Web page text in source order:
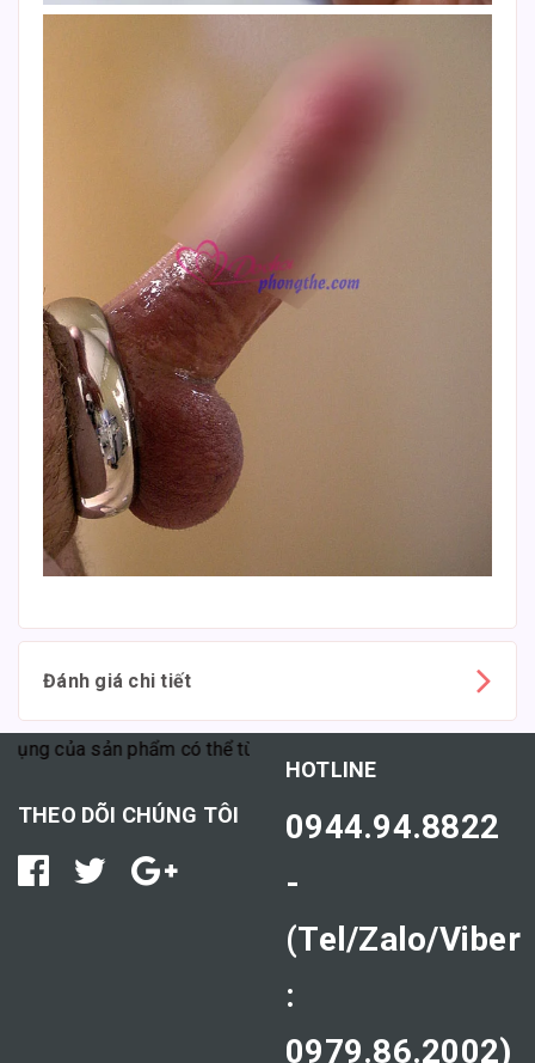
Đánh giá chi tiết
sản phẩm có thể tùy thuộc vào cơ địa mỗi người."
THEO DÕI CHÚNG TÔI
HOTLINE
0944.94.8822
-
(Tel/Zalo/Viber
:
0979.86.2002)